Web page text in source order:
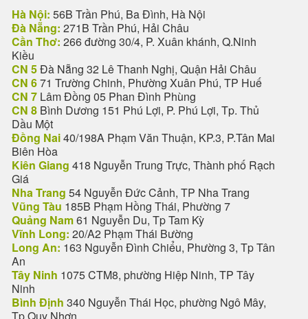
Hà Nội: 56B Trần Phú, Ba Đình, Hà Nội
Đà Nẵng: 271B Trần Phú, Hải Châu
Cần Thơ: 266 đường 30/4, P. Xuân khánh, Q.Ninh
Kiều
CN 5Đà Nẵng 32 Lê Thanh Nghị, Quận Hải Châu
CN 671 Trường Chinh, Phường Xuân Phú, TP Huế
CN 7 Lâm Đồng 05 Phan Đình Phùng
CN 8 Bình Dương 151 Phú Lợi, P. Phú Lợi, Tp. Thủ
Dầu Một
Đồng Nai40/198A Phạm Văn Thuận, KP.3, P.Tân Mai
Biên Hòa
Kiên Giang 418 Nguyễn Trung Trực, Thành phố Rạch
Giá
Nha Trang 54 Nguyễn Đức Cảnh, TP Nha Trang
Vũng Tàu 185B Phạm Hồng Thái, Phường 7
Quảng Nam61 Nguyễn Du, Tp Tam Kỳ
Vĩnh Long: 20/A2 Phạm Thái Bường
Long An: 163 Nguyễn Đình Chiểu, Phường 3, Tp Tân
An
Tây Ninh 1075 CTM8, phường Hiệp Ninh, TP Tây
Ninh
Bình Định 340 Nguyễn Thái Học, phường Ngô Mây,